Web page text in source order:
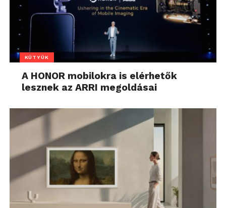
KÜTYÜK
A HONOR mobilokra is elérhetők
lesznek az ARRI megoldásai